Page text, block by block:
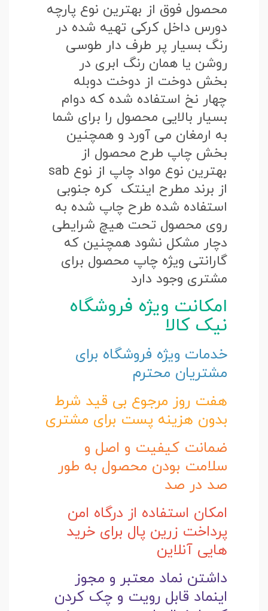
محصول فوق از بهترین نوع پارچه
دورس داخل کرکی تهیه شده در
رنگ بسیار پر طرف دار طوسی
روشن یا همان رنگ ابری در
بخش دوخت از دوخت دوبله
چهار نخ استفاده شده که دوام
بسیار بالایی محصول را برای شما
به ارمغان می آورد و همچنین
بخش چاپ طرح محصول از
بهترین نوع مواد چاپ از نوع sab
از برند مطرح اینتک کره جنوبی
استفاده شده طرح چاپ شده به
روی محصول تحت هیچ شرایطی
دچار مشکل نشود همچنین که
گارانتی ویژه چاپ محصول برای
مشتری وجود دارد
امکانت ویژه فروشگاه
نیک کالا
خدمات ویژه فروشگاه برای
مشتریان محترم
هفت روز مرجوع بی قید شرط
بدون هزینه پست برای مشتری
ضمانت کیفیت و اصل و
سلامت بودن محصول به طور
صد در صد
امکان استفاده از درگاه امن
پرداخت زرین پال برای خرید
هایی آنلاین
داشتن نماد معتبر و مجوز
اینماد قابل رویت و چک کردن